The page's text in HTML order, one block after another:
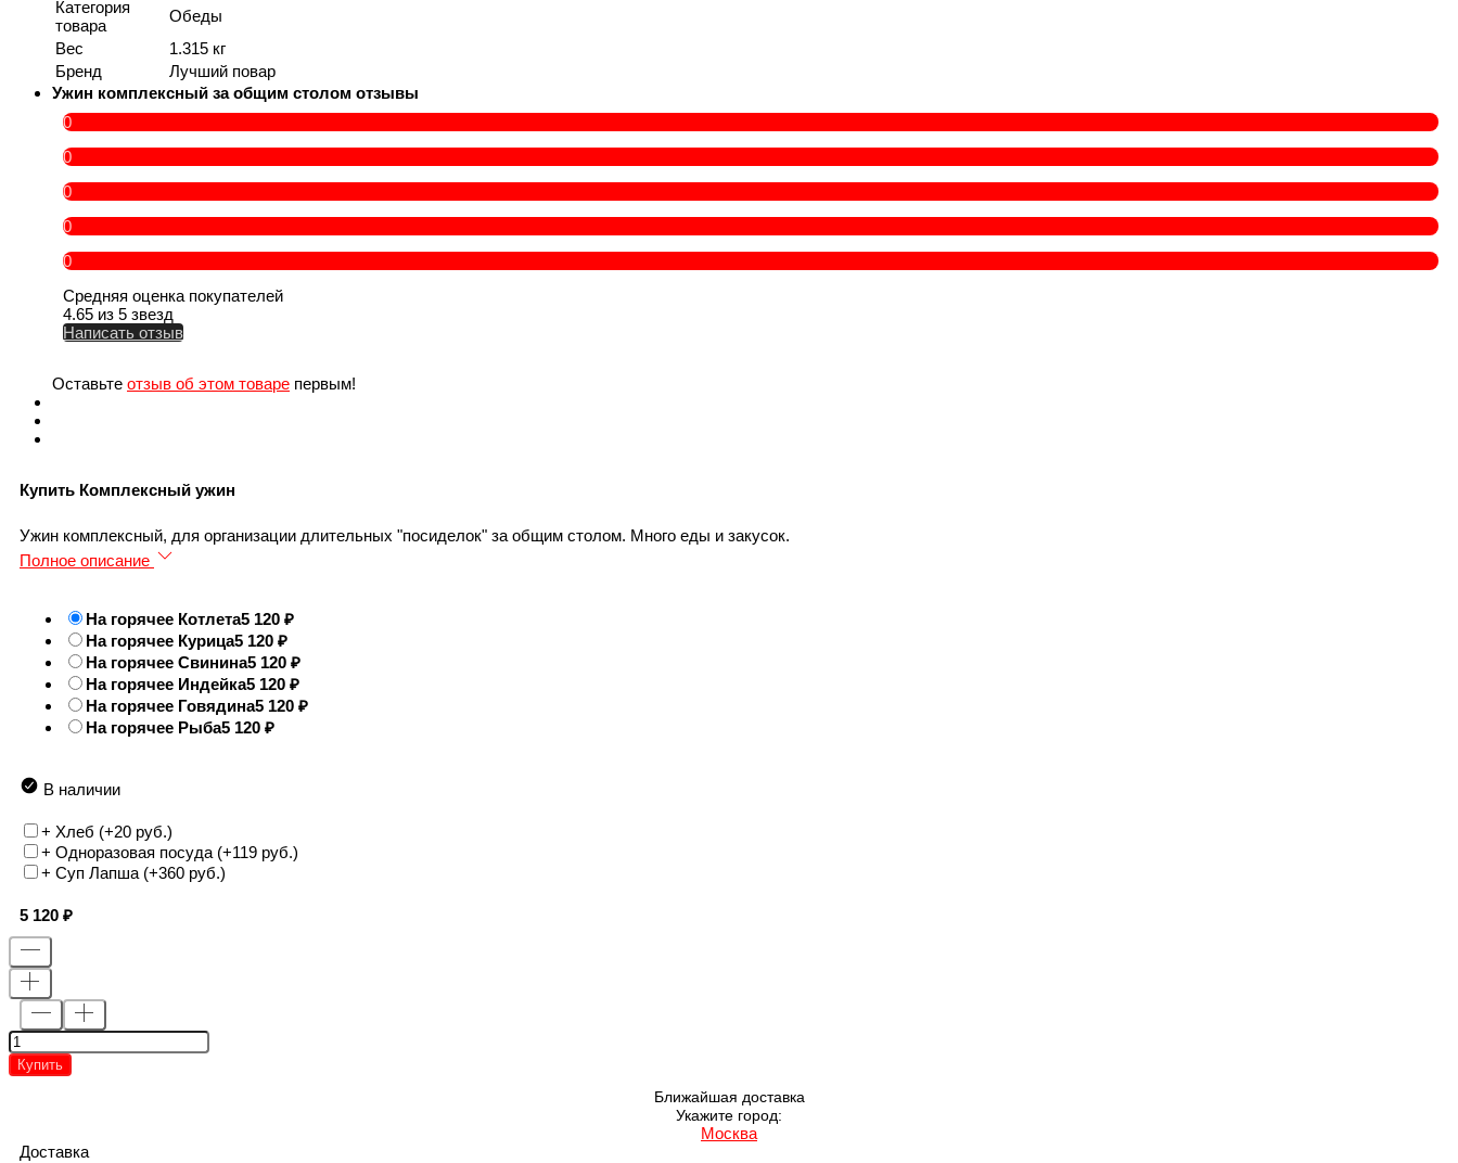
Категория
товара
Обеды
Вес
1.315 кг
Бренд
Лучший повар
Ужин комплексный за общим столом отзывы
0
0
0
0
0
Средняя оценка покупателей
4.65 из 5 звезд
Написать отзыв
Оставьте отзыв об этом товаре первым!
Купить Комплексный ужин
Ужин комплексный, для организации длительных "посиделок" за общим столом. Много еды и закусок.
Полное описание
На горячее Котлета5 120
На горячее Курица5 120
На горячее Свинина5 120
На горячее Индейка5 120
На горячее Говядина5 120
На горячее Рыба5 120
В наличии
+ Хлеб (+20 руб.)
+ Одноразовая посуда (+119 руб.)
+ Суп Лапша (+360 руб.)
5 120
Купить
Ближайшая доставка
Укажите город:
Москва
Доставка